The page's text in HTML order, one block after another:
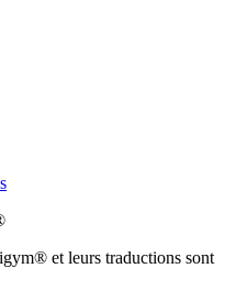
et leurs traductions sont